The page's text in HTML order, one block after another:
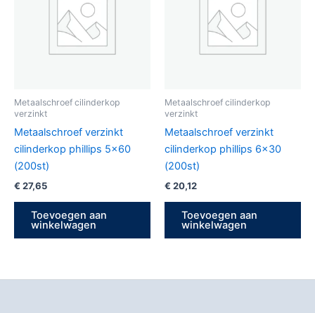
Metaalschroef cilinderkop
verzinkt
Metaalschroef verzinkt
cilinderkop phillips 5×60
(200st)
€ 27,65
Toevoegen aan
winkelwagen
Metaalschroef cilinderkop
verzinkt
Metaalschroef verzinkt
cilinderkop phillips 6×30
(200st)
€ 20,12
Toevoegen aan
winkelwagen